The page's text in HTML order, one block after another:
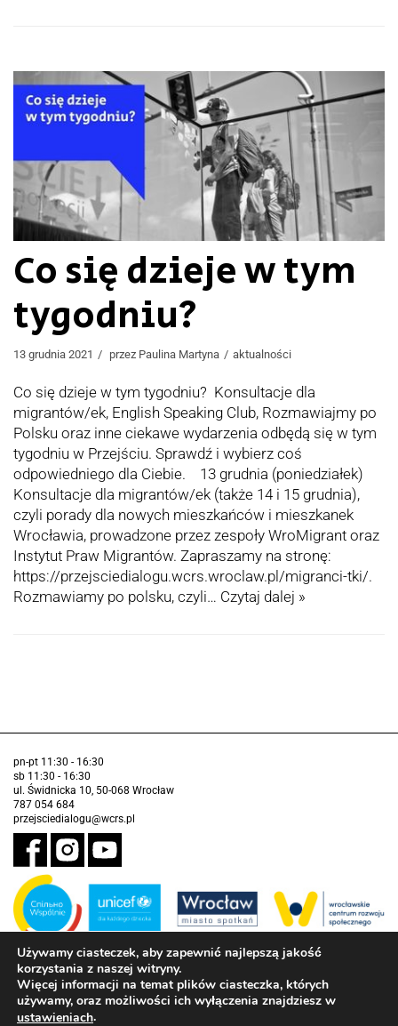
Co się dzieje w tym
tygodniu?
13 grudnia 2021 przez Paulina Martyna aktualności
Co się dzieje w tym tygodniu? Konsultacje dla
migrantów/ek, English Speaking Club, Rozmawiajmy po
Polsku oraz inne ciekawe wydarzenia odbędą się w tym
tygodniu w Przejściu. Sprawdź i wybierz coś
odpowiedniego dla Ciebie. 13 grudnia (poniedziałek)
Konsultacje dla migrantów/ek (także 14 i 15 grudnia),
czyli porady dla nowych mieszkańców i mieszkanek
Wrocławia, prowadzone przez zespoły WroMigrant oraz
Instytut Praw Migrantów. Zapraszamy na stronę:
https://przejsciedialogu.wcrs.wroclaw.pl/migranci-tki/.
Rozmawiamy po polsku, czyli… Czytaj dalej »
pn-pt 11:30 - 16:30
sb 11:30 - 16:30
ul. Świdnicka 10, 50-068 Wrocław
787 054 684
przejsciedialogu@wcrs.pl
Zadanie realizowane ze środków Gminy Wrocław w partnerstwie z
Funduszem Narodów Zjednoczonych na Rzecz Dzieci (UNICEF)
Deklaracja dostępności
Używamy ciasteczek, aby zapewnić najlepszą jakość
korzystania z naszej witryny.
Więcej informacji na temat plików ciasteczka, których
używamy, oraz możliwości ich wyłączenia znajdziesz w
ustawieniach.